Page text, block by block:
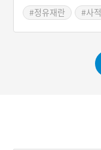
#정유재란
#사적